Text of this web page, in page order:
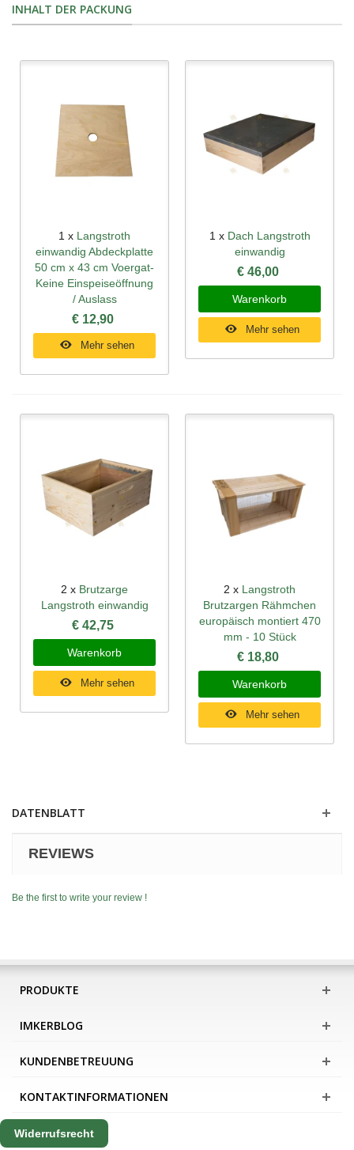
INHALT DER PACKUNG
1 x Langstroth
einwandig Abdeckplatte
50 cm x 43 cm Voergat-
Keine Einspeiseöffnung
/ Auslass
€ 12,90
Mehr sehen
1 x Dach Langstroth
einwandig
€ 46,00
Warenkorb
Mehr sehen
2 x Brutzarge
Langstroth einwandig
€ 42,75
Warenkorb
Mehr sehen
2 x Langstroth
Brutzargen Rähmchen
europäisch montiert 470
mm - 10 Stück
€ 18,80
Warenkorb
Mehr sehen
DATENBLATT
REVIEWS
Be the first to write your review !
PRODUKTE
IMKERBLOG
KUNDENBETREUUNG
KONTAKTINFORMATIONEN
Widerrufsrecht